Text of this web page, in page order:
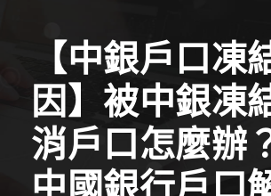
【中銀戶口凍
因】被中銀凍
消戶口怎麼辦
中國銀行戶口